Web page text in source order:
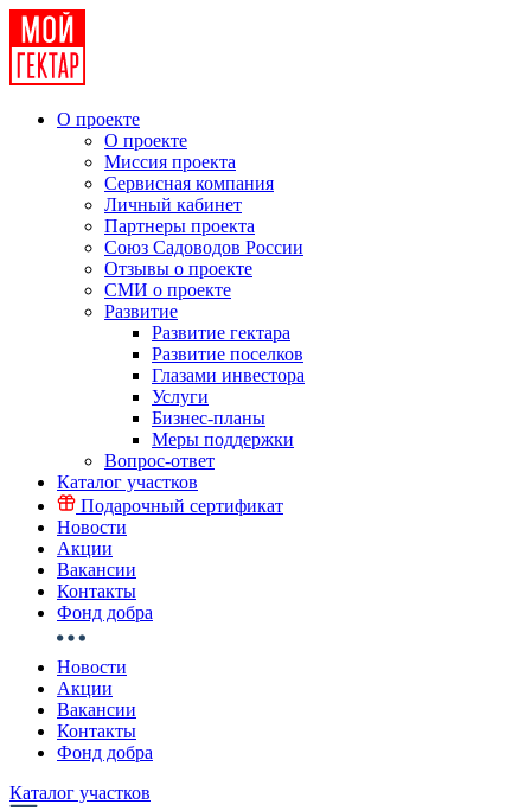
О проекте
О проекте
Миссия проекта
Сервисная компания
Личный кабинет
Партнеры проекта
Союз Садоводов России
Отзывы о проекте
СМИ о проекте
Развитие
Развитие гектара
Развитие поселков
Глазами инвестора
Услуги
Бизнес-планы
Меры поддержки
Вопрос-ответ
Каталог участков
Подарочный сертификат
Новости
Акции
Вакансии
Контакты
Фонд добра
Новости
Акции
Вакансии
Контакты
Фонд добра
Каталог участков